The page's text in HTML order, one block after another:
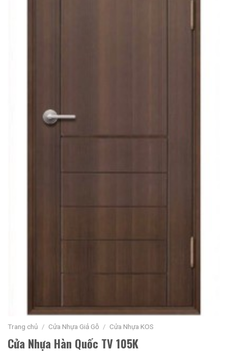
Trang chủ / Cửa Nhựa Giả Gỗ / Cửa Nhựa KOS
Cửa Nhựa Hàn Quốc TV 105K